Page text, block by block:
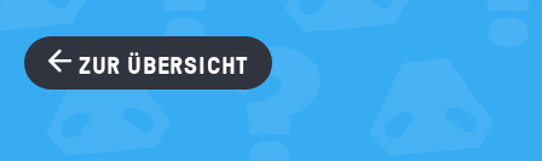
ZUR ÜBERSICHT